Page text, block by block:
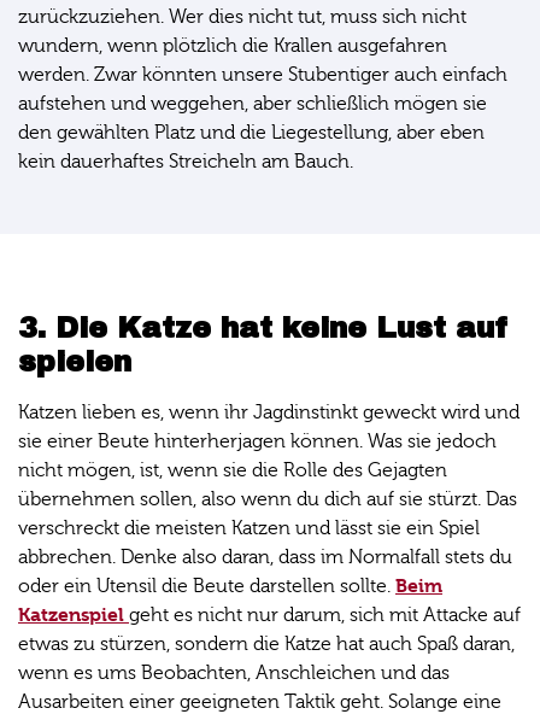
zurückzuziehen. Wer dies nicht tut, muss sich nicht
wundern, wenn plötzlich die Krallen ausgefahren
werden. Zwar könnten unsere Stubentiger auch einfach
aufstehen und weggehen, aber schließlich mögen sie
den gewählten Platz und die Liegestellung, aber eben
kein dauerhaftes Streicheln am Bauch.
3. Die Katze hat keine Lust auf
spielen
Katzen lieben es, wenn ihr Jagdinstinkt geweckt wird und
sie einer Beute hinterherjagen können. Was sie jedoch
nicht mögen, ist, wenn sie die Rolle des Gejagten
übernehmen sollen, also wenn du dich auf sie stürzt. Das
verschreckt die meisten Katzen und lässt sie ein Spiel
abbrechen. Denke also daran, dass im Normalfall stets du
oder ein Utensil die Beute darstellen sollte. Beim
Katzenspiel geht es nicht nur darum, sich mit Attacke auf
etwas zu stürzen, sondern die Katze hat auch Spaß daran,
wenn es ums Beobachten, Anschleichen und das
Ausarbeiten einer geeigneten Taktik geht. Solange eine